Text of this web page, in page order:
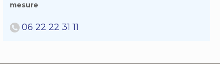
mesure
06 22 22 31 11